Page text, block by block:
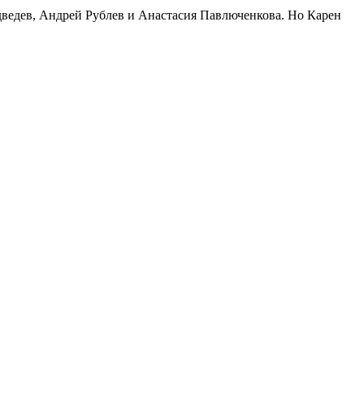
Андрей Рублев и Анастасия Павлюченкова. Но Карен